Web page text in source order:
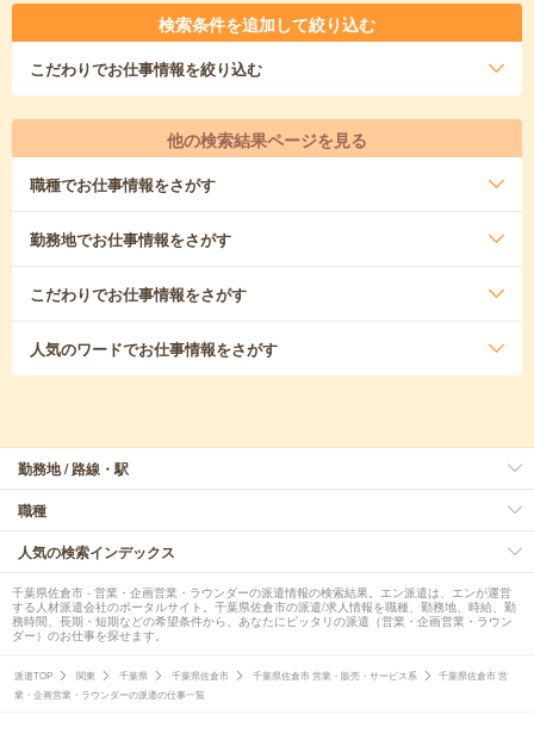
検索条件を追加して絞り込む
こだわりでお仕事情報を絞り込む
他の検索結果ページを見る
職種でお仕事情報をさがす
勤務地でお仕事情報をさがす
こだわりでお仕事情報をさがす
人気のワードでお仕事情報をさがす
勤務地 / 路線・駅
職種
人気の検索インデックス
千葉県佐倉市 - 営業・企画営業・ラウンダーの派遣情報の検索結果。エン派遣は、エンが運営
する人材派遣会社のポータルサイト。千葉県佐倉市の派遣/求人情報を職種、勤務地、時給、勤
務時間、長期・短期などの希望条件から、あなたにピッタリの派遣（営業・企画営業・ラウン
ダー）のお仕事を探せます。
派遣TOP 関東 千葉県 千葉県佐倉市 千葉県佐倉市 営業・販売・サービス系
千葉県佐倉市 営
業・企画営業・ラウンダーの派遣の仕事一覧